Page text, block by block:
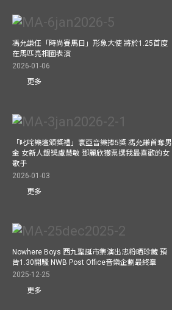
馮允謙任「時尚賽馬日」形象大使 將於1.25首度
在馬匹亮相圈表演
2026-01-06
更多
「叱咤樂壇頒獎禮」寰亞音樂捧5獎 馮允謙首奪男
金 女新人銀獎盧慧敏 鄧麗欣獲票選我最喜歡的女
歌手
2026-01-03
更多
Nowhere Boys 西九聖誕市集演出忠粉晒珍藏 預
告1.30開騷 NWB Post Office音樂企劃最終章
2025-12-25
更多